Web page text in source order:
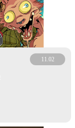
11.02